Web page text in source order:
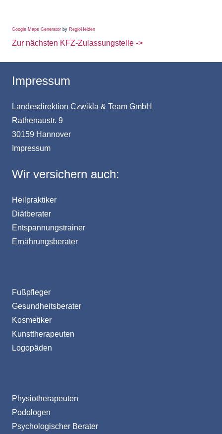
Google Maps Generator by RegioHelden
Zur nächsten KFZ-Zulassungstelle ->
Impressum
Landesdirektion Czwikla & Team GmbH
Rathenaustr. 9
30159 Hannover
Impressum
Wir versichern auch:
Heilpraktiker
Diätberater
Entspannungstrainer
Ernährungsberater
Fußpfleger
Gesundheitsberater
Kosmetiker
Kunsttherapeuten
Logopäden
Physiotherapeuten
Podologen
Psychologischer Berater